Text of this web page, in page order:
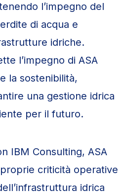
l’impegno del
di acqua e
idriche.
l’impegno di ASA
la sostenibilità,
una gestione idrica
per il futuro.
IBM Consulting, ASA
criticità operative
idrica